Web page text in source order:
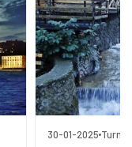
30-01-2025 Turne